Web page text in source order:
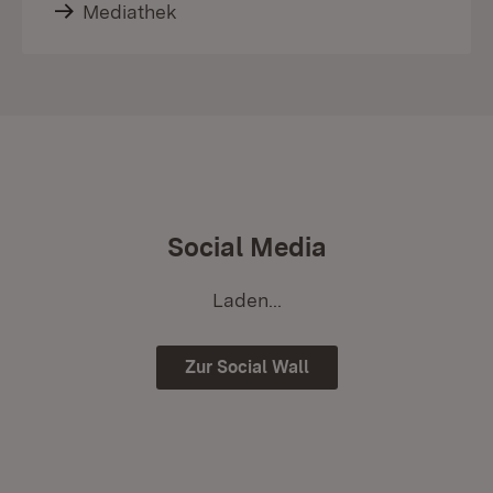
Mediathek
Social Media
Laden...
Zur Social Wall